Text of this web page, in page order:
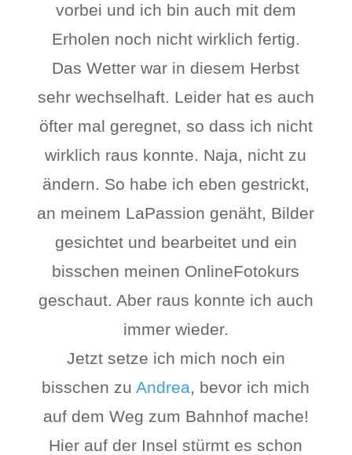
vorbei und ich bin auch mit dem
Erholen noch nicht wirklich fertig.
Das Wetter war in diesem Herbst
sehr wechselhaft. Leider hat es auch
öfter mal geregnet, so dass ich nicht
wirklich raus konnte. Naja, nicht zu
ändern. So habe ich eben gestrickt,
an meinem LaPassion genäht, Bilder
gesichtet und bearbeitet und ein
bisschen meinen OnlineFotokurs
geschaut. Aber raus konnte ich auch
immer wieder.
Jetzt setze ich mich noch ein
bisschen zuAndrea, bevor ich mich
auf dem Weg zum Bahnhof mache!
Hier auf der Insel stürmt es schon